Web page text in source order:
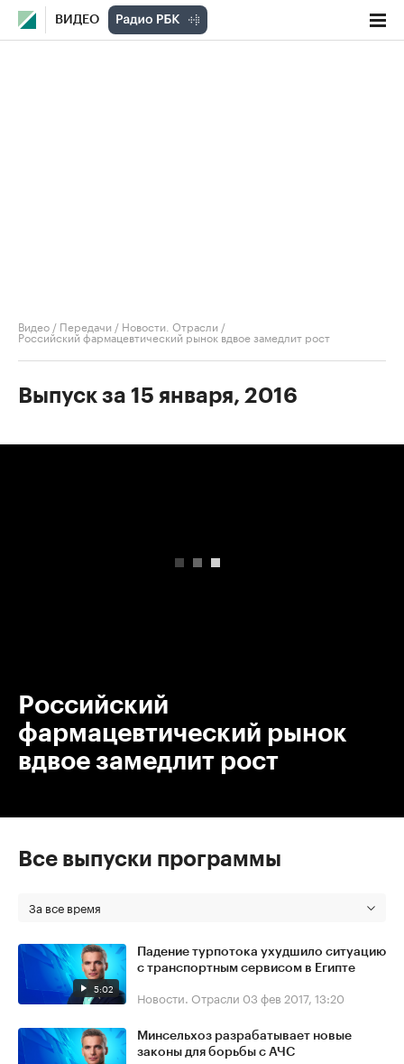
ВИДЕО
Видео / Передачи / Новости. Отрасли /
Российский фармацевтический рынок вдвое замедлит рост
Выпуск за 15 января, 2016
Российский
фармацевтический рынок
вдвое замедлит рост
Все выпуски программы
За все время
5:02
Падение турпотока ухудшило ситуацию
с транспортным сервисом в Египте
Новости. Отрасли 03 фев 2017, 13:20
Минсельхоз разрабатывает новые
законы для борьбы с АЧС